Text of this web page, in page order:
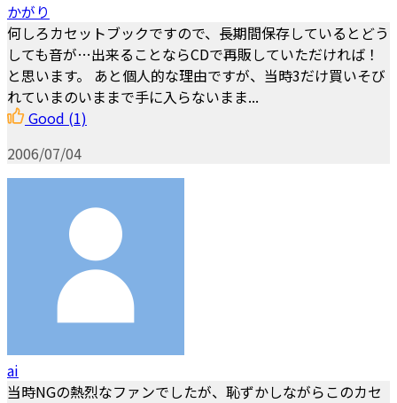
かがり
何しろカセットブックですので、長期間保存しているとどう
しても音が…出来ることならCDで再販していただければ！
と思います。 あと個人的な理由ですが、当時3だけ買いそび
れていまのいままで手に入らないまま...
Good (1)
2006/07/04
ai
当時NGの熱烈なファンでしたが、恥ずかしながらこのカセ